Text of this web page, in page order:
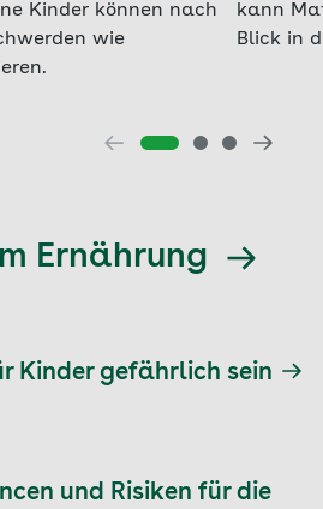
Kinder können nach
wie
kann
Blick in
Ernährung
Kinder gefährlich sein
und Risiken für die